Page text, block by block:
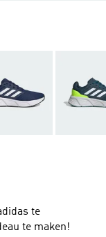
te
te maken!